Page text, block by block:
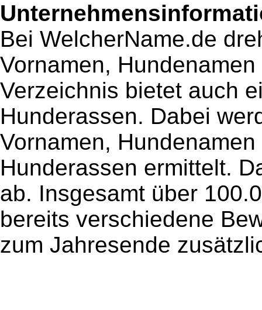
Bei WelcherName.de
Vornamen,
Verzeichnis bietet auch
Hunderassen. Dabei
Vornamen,
Hunderassen ermittelt.
ab. Insgesamt über
bereits verschiedene
zum Jahresende